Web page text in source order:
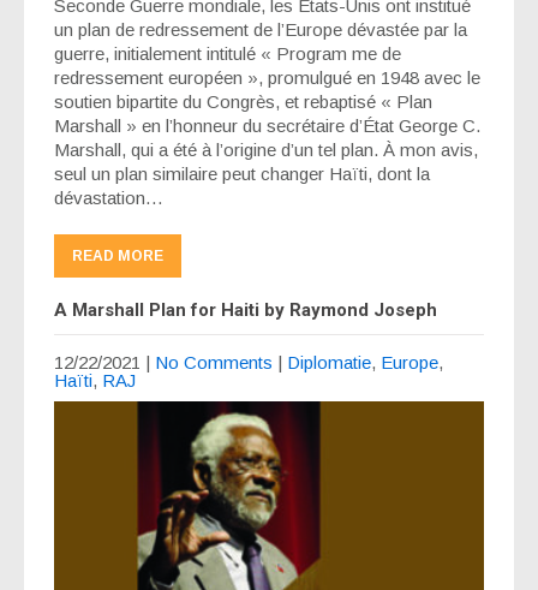
Seconde Guerre mondiale, les États-Unis ont institué
un plan de redressement de l’Europe dévastée par la
guerre, initialement intitulé « Program me de
redressement européen », promulgué en 1948 avec le
soutien bipartite du Congrès, et rebaptisé « Plan
Marshall » en l’honneur du secrétaire d’État George C.
Marshall, qui a été à l’origine d’un tel plan. À mon avis,
seul un plan similaire peut changer Haïti, dont la
dévastation…
READ MORE
A Marshall Plan for Haiti by Raymond Joseph
12/22/2021 | No Comments | Diplomatie, Europe,
Haïti, RAJ